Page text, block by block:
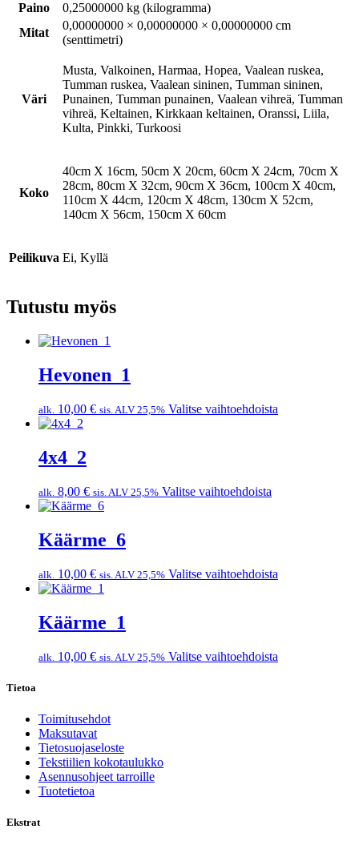
Paino
0,25000000 kg (kilogramma)
Mitat
0,00000000 × 0,00000000 × 0,00000000 cm
(senttimetri)
Väri
Musta, Valkoinen, Harmaa, Hopea, Vaalean ruskea,
Tumman ruskea, Vaalean sininen, Tumman sininen,
Punainen, Tumman punainen, Vaalean vihreä, Tumman
vihreä, Keltainen, Kirkkaan keltainen, Oranssi, Liila,
Kulta, Pinkki, Turkoosi
Koko
40cm X 16cm, 50cm X 20cm, 60cm X 24cm, 70cm X
28cm, 80cm X 32cm, 90cm X 36cm, 100cm X 40cm,
110cm X 44cm, 120cm X 48cm, 130cm X 52cm,
140cm X 56cm, 150cm X 60cm
Peilikuva Ei, Kyllä
Tutustu myös
Hevonen_1
alk. 10,00 € sis. ALV 25,5% Valitse vaihtoehdoista
4x4_2
alk. 8,00 € sis. ALV 25,5% Valitse vaihtoehdoista
tehdä
Käärme_6
alk. 10,00 € sis. ALV 25,5% Valitse vaihtoehdoista
tehdä
Käärme_1
alk. 10,00 € sis. ALV 25,5% Valitse vaihtoehdoista
Tietoa
Toimitusehdot
Maksutavat
Tietosuojaseloste
Tekstiilien kokotaulukko
Asennusohjeet tarroille
Tuotetietoa
Ekstrat